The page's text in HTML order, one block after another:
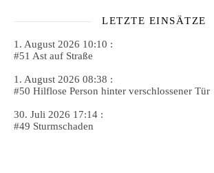
LETZTE EINSÄTZE
1. August 2026 10:10 :
#51 Ast auf Straße
1. August 2026 08:38 :
#50 Hilflose Person hinter verschlossener Tür
30. Juli 2026 17:14 :
#49 Sturmschaden